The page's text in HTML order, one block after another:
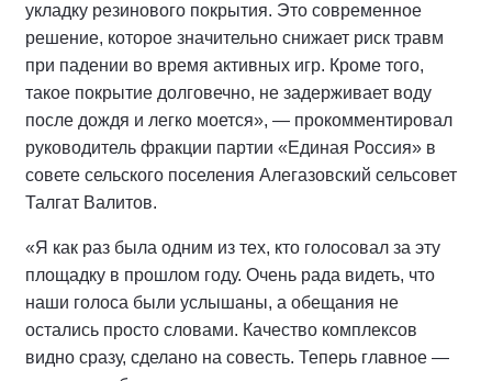
укладку резинового покрытия. Это современное
решение, которое значительно снижает риск травм
при падении во время активных игр. Кроме того,
такое покрытие долговечно, не задерживает воду
после дождя и легко моется», — прокомментировал
руководитель фракции партии «Единая Россия» в
совете сельского поселения Алегазовский сельсовет
Талгат Валитов.
«Я как раз была одним из тех, кто голосовал за эту
площадку в прошлом году. Очень рада видеть, что
наши голоса были услышаны, а обещания не
остались просто словами. Качество комплексов
видно сразу, сделано на совесть. Теперь главное —